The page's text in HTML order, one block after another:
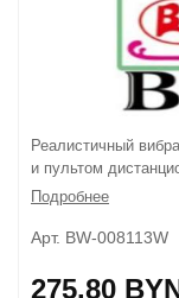
Реалистичный
и пультом
Подробнее
Арт. BW-008113W
275.80